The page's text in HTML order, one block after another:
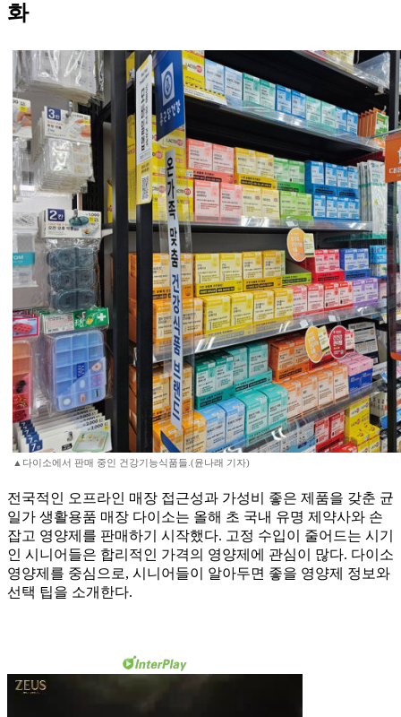
화
▲다이소에서 판매 중인 건강기능식품들.(윤나래 기자)
전국적인 오프라인 매장 접근성과 가성비 좋은 제품을 갖춘 균
일가 생활용품 매장 다이소는 올해 초 국내 유명 제약사와 손
잡고 영양제를 판매하기 시작했다. 고정 수입이 줄어드는 시기
인 시니어들은 합리적인 가격의 영양제에 관심이 많다. 다이소
영양제를 중심으로, 시니어들이 알아두면 좋을 영양제 정보와
선택 팁을 소개한다.